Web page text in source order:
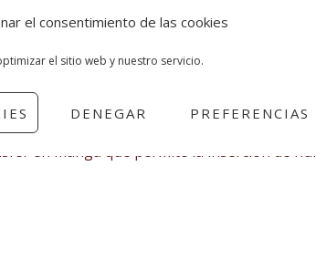
el consentimiento de las cookies
el sitio web y nuestro servicio.
DENEGAR PREFERENCIAS
con bordón para facilitar la labor de
de gran resistencia en rodillas-espinillas,
el habitual deterioro en uso Diving
del traje que se concentra en este punto.
secado rápido.
en manga que permite la inserción de